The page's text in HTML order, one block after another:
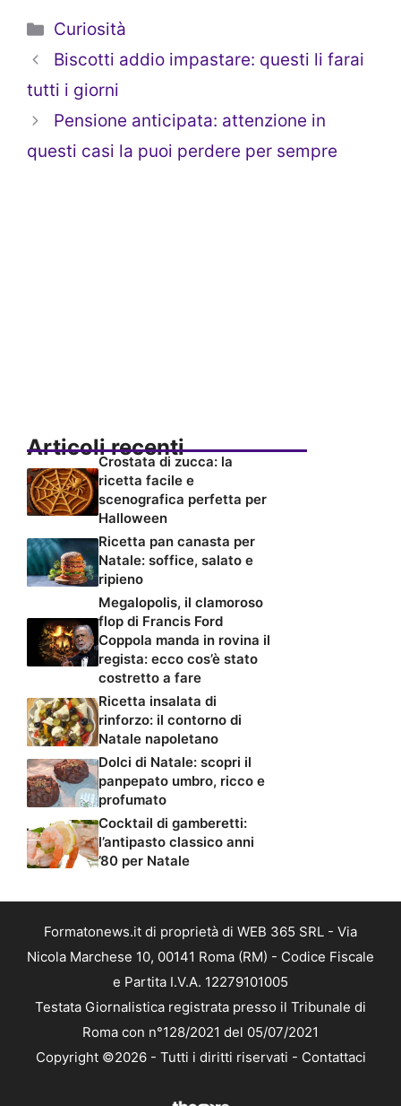
Categorie
Curiosità
Biscotti addio impastare: questi li farai
tutti i giorni
Pensione anticipata: attenzione in
questi casi la puoi perdere per sempre
Articoli recenti
Crostata di zucca: la
ricetta facile e
scenografica perfetta per
Halloween
Ricetta pan canasta per
Natale: soffice, salato e
ripieno
Megalopolis, il clamoroso
flop di Francis Ford
Coppola manda in rovina il
regista: ecco cos’è stato
costretto a fare
Ricetta insalata di
rinforzo: il contorno di
Natale napoletano
Dolci di Natale: scopri il
panpepato umbro, ricco e
profumato
Cocktail di gamberetti:
l’antipasto classico anni
’80 per Natale
Formatonews.it di proprietà di WEB 365 SRL - Via
Nicola Marchese 10, 00141 Roma (RM) - Codice Fiscale
e Partita I.V.A. 12279101005
Testata Giornalistica registrata presso il Tribunale di
Roma con n°128/2021 del 05/07/2021
Copyright ©2026 - Tutti i diritti riservati - Contattaci